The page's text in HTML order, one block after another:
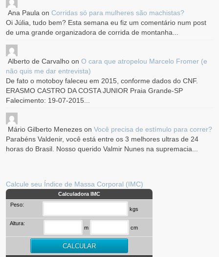
Ana Paula onCorridas só para mulheres são machistas?
Oi Júlia, tudo bem? Esta semana eu fiz um comentário num post
de uma grande organizadora de corrida de montanha...
Alberto de Carvalho onO cara que atropelou Marcelo Fromer (e
não quis me dar entrevista)
De fato o motoboy faleceu em 2015, conforme dados do CNF.
ERASMO CASTRO DA COSTA JUNIOR Praia Grande-SP
Falecimento: 19-07-2015...
Mário Gilberto Menezes onVocê precisa de estímulo para correr?
Parabéns Valdenir, você está entre os 3 melhores ultras de 24
horas do Brasil. Nosso querido Valmir Nunes na supremacia...
Calcule seu Índice de Massa Corporal (IMC)
Calculadora IMC
Peso:
kgs
Altura:
m cm